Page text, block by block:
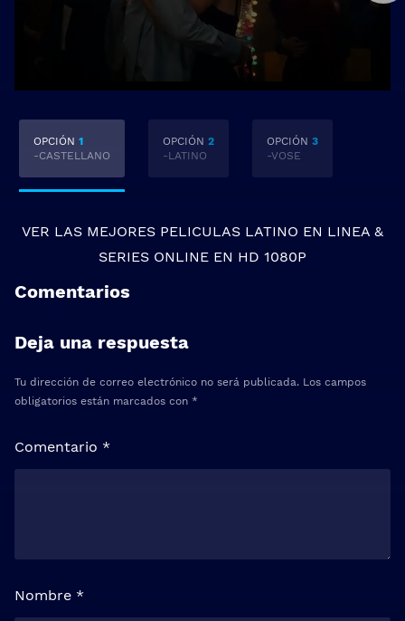
OPCIÓN 1
-CASTELLANO
OPCIÓN 2
-LATINO
OPCIÓN 3
-VOSE
VER LAS MEJORES PELICULAS LATINO EN LINEA &
SERIES ONLINE EN HD 1080P
Comentarios
Deja una respuesta
Tu dirección de correo electrónico no será publicada. Los campos
obligatorios están marcados con *
Comentario *
Nombre *